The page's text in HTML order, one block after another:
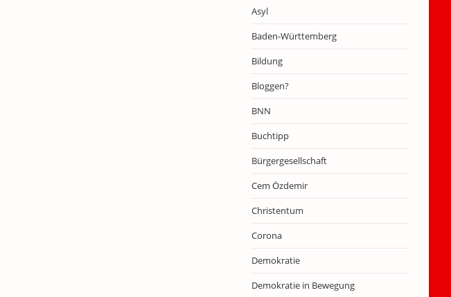
Asyl
Baden-Württemberg
Bildung
Bloggen?
BNN
Buchtipp
Bürgergesellschaft
Cem Özdemir
Christentum
Corona
Demokratie
Demokratie in Bewegung